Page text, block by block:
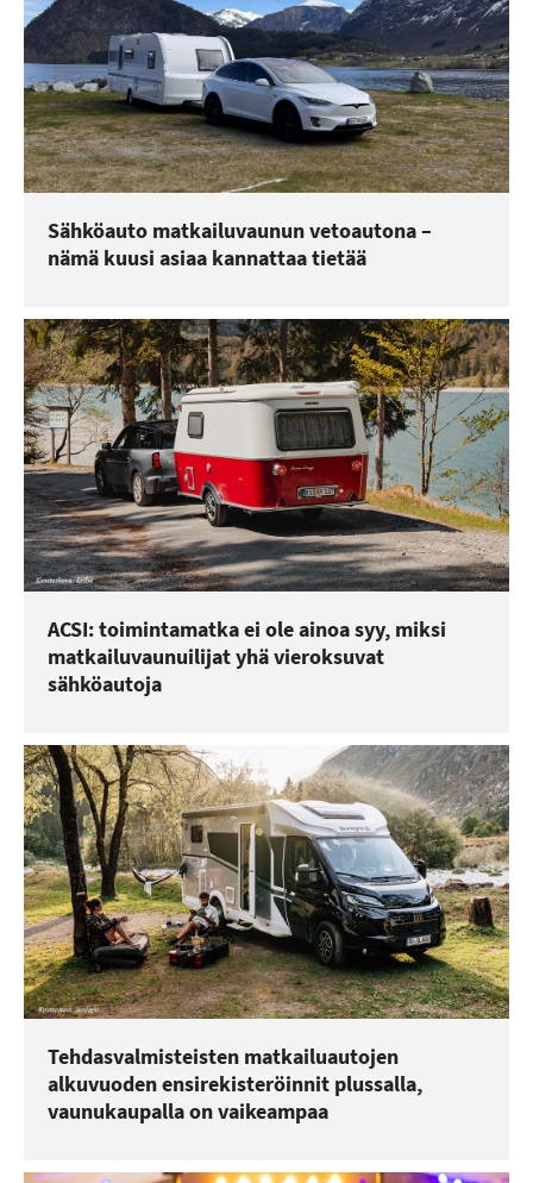
Sähköauto matkailuvaunun vetoautona –
nämä kuusi asiaa kannattaa tietää
ACSI: toimintamatka ei ole ainoa syy, miksi
matkailuvaunuilijat yhä vieroksuvat
sähköautoja
Tehdasvalmisteisten matkailuautojen
alkuvuoden ensirekisteröinnit plussalla,
vaunukaupalla on vaikeampaa